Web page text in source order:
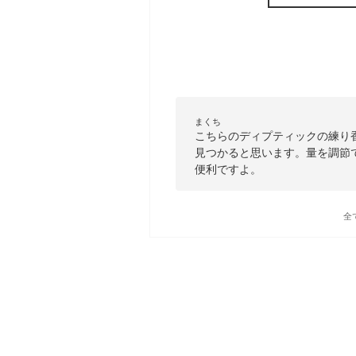
まくち
こちらのディプティックの練
見つかると思います。量を調
便利ですよ。
全